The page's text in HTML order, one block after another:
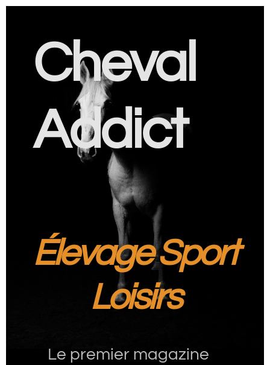
Cheval
Addict
Élevage Sport
Loisirs
Le premier magazine